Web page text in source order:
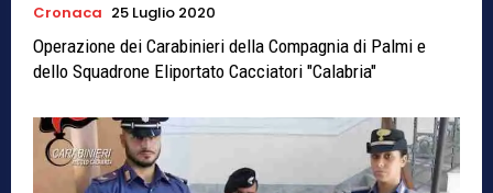
Cronaca 25 Luglio 2020
Operazione dei Carabinieri della Compagnia di Palmi e
dello Squadrone Eliportato Cacciatori "Calabria"